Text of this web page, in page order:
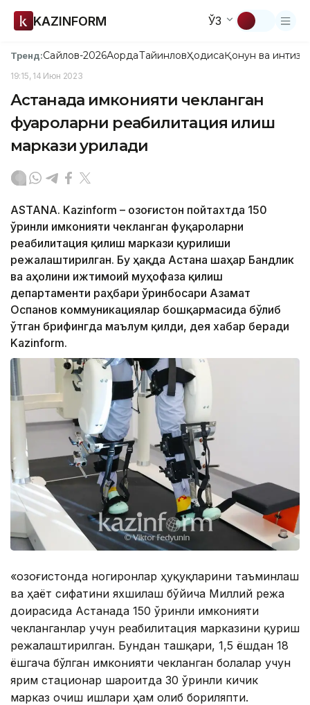
KAZINFORM ЎЗ
Тренд:Сайлов-2026АқордаТайинловҲодисаҚонун ва
19:15, 14 Июн 2023
Астанада имконияти чекланган
фуқароларни реабилитация қилиш
маркази қурилади
ASTANA. Kazinform – Қозоғистон пойтахтда 150
ўринли имконияти чекланган фуқароларни
реабилитация қилиш маркази қурилиши
режалаштирилган. Бу ҳақда Астана шаҳар Бандлик
ва аҳолини ижтимоий муҳофаза қилиш
департаменти раҳбари ўринбосари Азамат
Оспанов коммуникациялар бошқармасида бўлиб
ўтган брифингда маълум қилди, дея хабар беради
Kazinform.
«Қозоғистонда ногиронлар ҳуқуқларини таъминлаш
ва ҳаёт сифатини яхшилаш бўйича Миллий режа
доирасида Астанада 150 ўринли имконияти
чекланганлар учун реабилитация марказини қуриш
режалаштирилган. Бундан ташқари, 1,5 ёшдан 18
ёшгача бўлган имконияти чекланган болалар учун
ярим стационар шароитда 30 ўринли кичик
марказ очиш ишлари ҳам олиб бориляпти.